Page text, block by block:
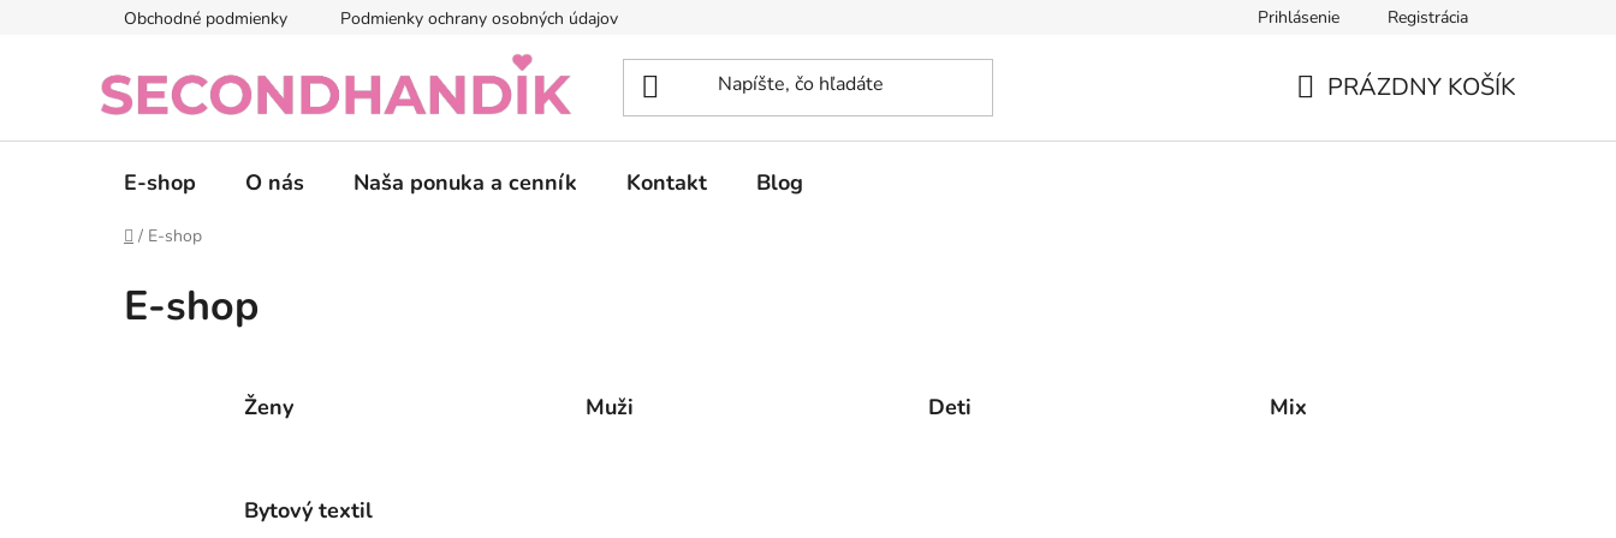
Obchodné podmienky Podmienky ochrany osobných údajov Prihlásenie Registrácia
PRÁZDNY KOŠÍK
E-shop O nás Naša ponuka a cenník Kontakt Blog
Domov
/ E-shop
E-shop
Ženy Muži Deti Mix
Bytový textil